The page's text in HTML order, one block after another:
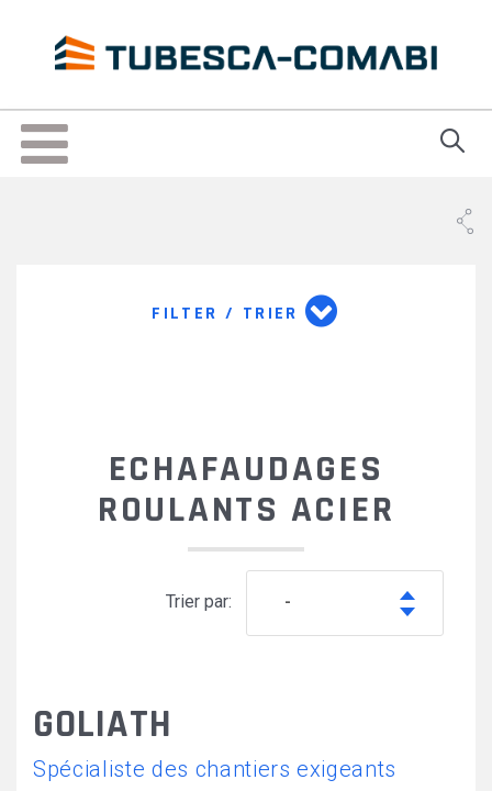
Toggle
navigation
FILTER / TRIER
ECHAFAUDAGES
ROULANTS ACIER
Trier par: -
GOLIATH
Spécialiste des chantiers exigeants